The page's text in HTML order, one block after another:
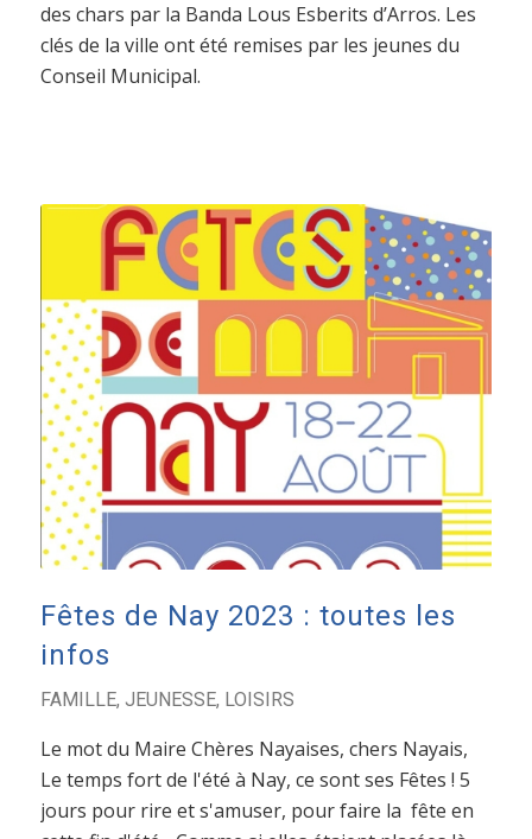
des chars par la Banda Lous Esberits d’Arros. Les
clés de la ville ont été remises par les jeunes du
Conseil Municipal.
Fêtes de Nay 2023 : toutes les
infos
FAMILLE, JEUNESSE, LOISIRS
Le mot du Maire Chères Nayaises, chers Nayais,
Le temps fort de l'été à Nay, ce sont ses Fêtes ! 5
jours pour rire et s'amuser, pour faire la fête en